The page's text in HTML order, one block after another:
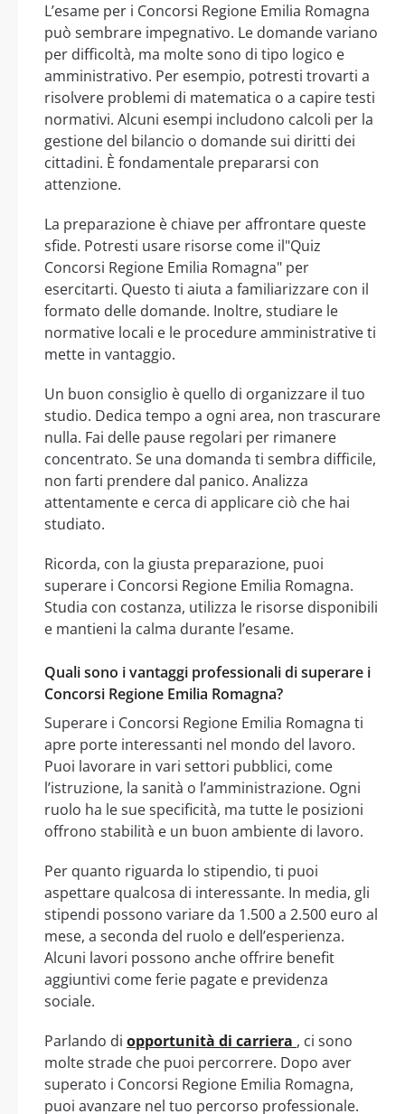
L’esame per i Concorsi Regione Emilia Romagna
può sembrare impegnativo. Le domande variano
per difficoltà, ma molte sono di tipo logico e
amministrativo. Per esempio, potresti trovarti a
risolvere problemi di matematica o a capire testi
normativi. Alcuni esempi includono calcoli per la
gestione del bilancio o domande sui diritti dei
cittadini. È fondamentale prepararsi con
attenzione.
La preparazione è chiave per affrontare queste
sfide. Potresti usare risorse come il"Quiz
Concorsi Regione Emilia Romagna" per
esercitarti. Questo ti aiuta a familiarizzare con il
formato delle domande. Inoltre, studiare le
normative locali e le procedure amministrative ti
mette in vantaggio.
Un buon consiglio è quello di organizzare il tuo
studio. Dedica tempo a ogni area, non trascurare
nulla. Fai delle pause regolari per rimanere
concentrato. Se una domanda ti sembra difficile,
non farti prendere dal panico. Analizza
attentamente e cerca di applicare ciò che hai
studiato.
Ricorda, con la giusta preparazione, puoi
superare i Concorsi Regione Emilia Romagna.
Studia con costanza, utilizza le risorse disponibili
e mantieni la calma durante l’esame.
Quali sono i vantaggi professionali di superare i
Concorsi Regione Emilia Romagna?
Superare i Concorsi Regione Emilia Romagna ti
apre porte interessanti nel mondo del lavoro.
Puoi lavorare in vari settori pubblici, come
l’istruzione, la sanità o l’amministrazione. Ogni
ruolo ha le sue specificità, ma tutte le posizioni
offrono stabilità e un buon ambiente di lavoro.
Per quanto riguarda lo stipendio, ti puoi
aspettare qualcosa di interessante. In media, gli
stipendi possono variare da 1.500 a 2.500 euro al
mese, a seconda del ruolo e dell’esperienza.
Alcuni lavori possono anche offrire benefit
aggiuntivi come ferie pagate e previdenza
sociale.
Parlando di opportunità di carriera , ci sono
molte strade che puoi percorrere. Dopo aver
superato i Concorsi Regione Emilia Romagna,
puoi avanzare nel tuo percorso professionale.